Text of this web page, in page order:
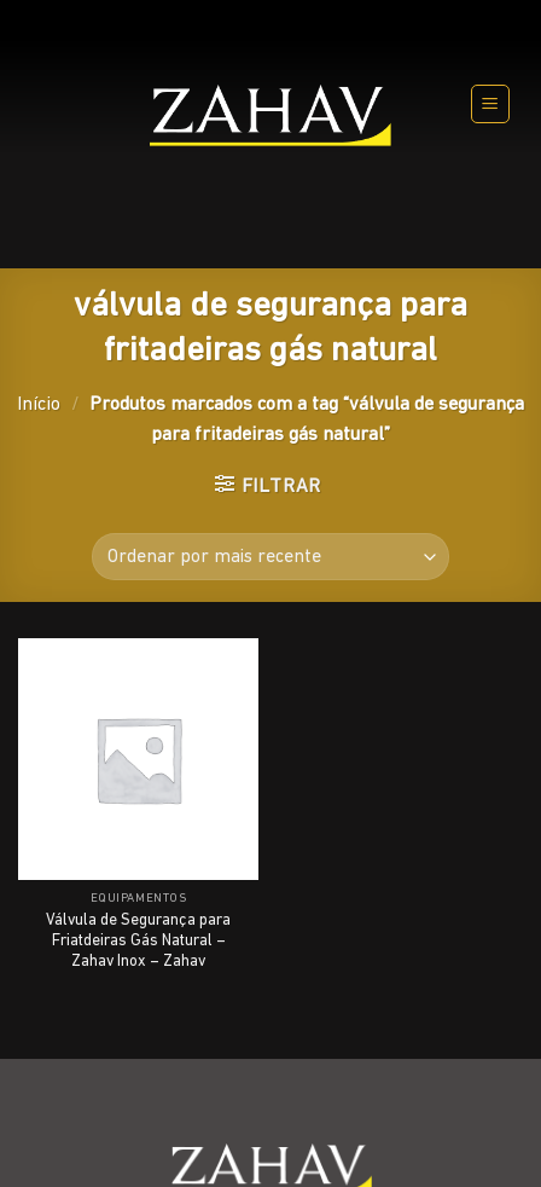
válvula de segurança para
fritadeiras gás natural
Início /
Produtos marcados com a tag “válvula de segurança
para fritadeiras gás natural”
FILTRAR
EQUIPAMENTOS
Válvula de Segurança para
Friatdeiras Gás Natural –
Zahav Inox – Zahav